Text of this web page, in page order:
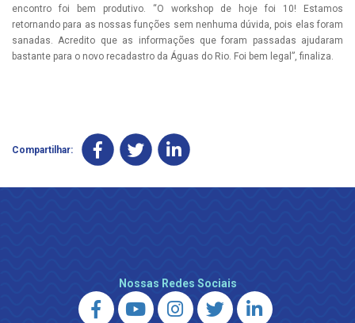
encontro foi bem produtivo. “O workshop de hoje foi 10! Estamos
retornando para as nossas funções sem nenhuma dúvida, pois elas foram
sanadas. Acredito que as informações que foram passadas ajudaram
bastante para o novo recadastro da Águas do Rio. Foi bem legal”, finaliza.
Compartilhar:
Nossas Redes Sociais